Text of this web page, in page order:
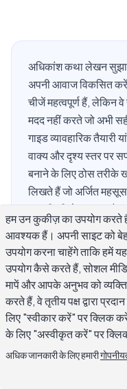
अधिकांश कथा लेखन
अपनी आवाज विकसित
चीजें महत्वपूर्ण हैं, लेकिन
मदद नहीं करते जो अभी
गाइड व्यावहारिक
वाक्य और दृश्य स्तर पर
बनाने के लिए ठोस तरीके
लिखते हैं जो अर्जित
कहानी की सेवा करता है,
खोए कि उन्हें लिखने लायक
आप एक ऐसा दृश्य
रखता है?
दृश्य कथा की मूल इकाई है।
अंदर होता है, इसलिए ऐसे
हस्तांतरणीय कथा लेखन
हम उन कुकीज़ का उपयोग करते
आवश्यक हैं। अपनी साइट को
उपयोग करना चाहेंगे ताकि
उपयोग कैसे करते हैं, सोशल
मापें और आपके अनुभव को
करते हैं, वे तृतीय पक्ष द्वारा
लिए "स्वीकार करें" पर क्लिक
के लिए "अस्वीकृत करें" पर
अधिक जानकारी के लिए हमारी